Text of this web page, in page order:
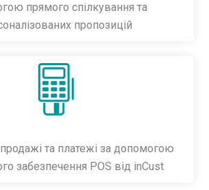
прямого спілкування та
пропозицій
та платежі за допомогою
забезпечення POS від inCust